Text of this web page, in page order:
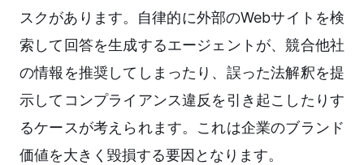
スクがあります。自律的に外部のWebサイトを検
索して回答を生成するエージェントが、競合他社
の情報を推奨してしまったり、誤った法解釈を提
示してコンプライアンス違反を引き起こしたりす
るケースが考えられます。これは企業のブランド
価値を大きく毀損する要因となります。